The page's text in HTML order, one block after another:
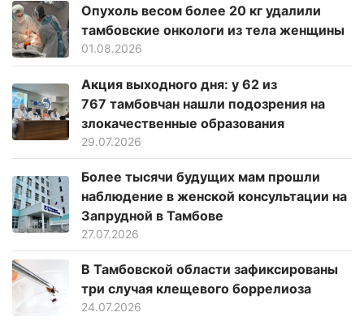
Опухоль весом более 20 кг удалили
тамбовские онкологи из тела женщины
01.08.2026
Акция выходного дня: у 62 из
767 тамбовчан нашли подозрения на
злокачественные образования
29.07.2026
Более тысячи будущих мам прошли
наблюдение в женской консультации на
Запрудной в Тамбове
27.07.2026
В Тамбовской области зафиксированы
три случая клещевого боррелиоза
24.07.2026